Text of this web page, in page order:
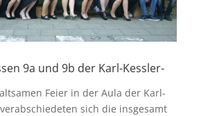
9a und 9b der Karl-Kessler-
Feier in der Aula der Karl-
sich die insgesamt